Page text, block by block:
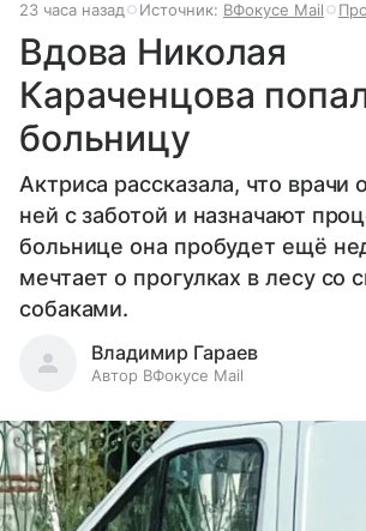
23 часа назад Источник: ВФокусе Mail
Вдова Николая
Караченцова
больницу
Актриса рассказала, что врачи
ней с заботой и назначают
больнице она пробудет ещё
мечтает о прогулках в лесу со
собаками.
Владимир Гараев
Автор ВФокусе Mail